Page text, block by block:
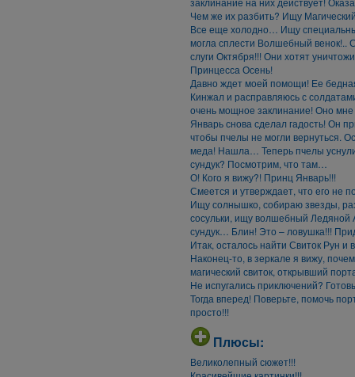
Чем же их разбить? Ищу
Все еще холодно… Ищу
могла сплести Волшебный венок!..
слуги Октября!!! Они хотят
Принцесса Осень!
Давно ждет моей помощи! Ее
Кинжал и расправляюсь с
очень мощное заклинание! Оно мне
Январь снова сделал гадость! Он
чтобы пчелы не могли вернуться.
меда! Нашла… Теперь пчелы
сундук? Посмотрим, что там…
О! Кого я вижу?! Принц Январь!!!
Смеется и утверждает, что его не
Ищу солнышко, собираю звезды,
сосульки, ищу волшебный
сундук… Блин! Это – ловушка!!!
Итак, осталось найти Свиток Рун
Наконец-то, в зеркале я вижу,
магический свиток, открывший
Не испугались приключений?
Тогда вперед! Поверьте, помочь
просто!!!
Плюсы:
Великолепный сюжет!!!